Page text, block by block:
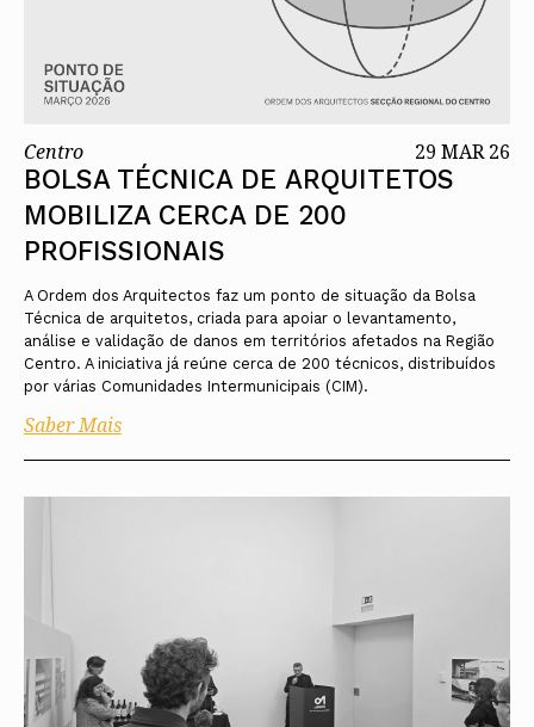
Centro 29 MAR 26
BOLSA TÉCNICA DE ARQUITETOS
MOBILIZA CERCA DE 200
PROFISSIONAIS
A Ordem dos Arquitectos faz um ponto de situação da Bolsa
Técnica de arquitetos, criada para apoiar o levantamento,
análise e validação de danos em territórios afetados na Região
Centro. A iniciativa já reúne cerca de 200 técnicos, distribuídos
por várias Comunidades Intermunicipais (CIM).
Saber Mais